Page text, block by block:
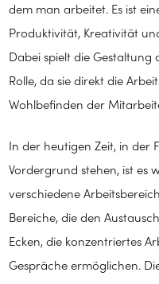
dem man arbeitet. Es ist
Produktivität, Kreativität
Dabei spielt die Gestaltung
Rolle, da sie direkt die
Wohlbefinden der
In der heutigen Zeit, in der
Vordergrund stehen, ist es
verschiedene
Bereiche, die den
Ecken, die konzentriertes
Gespräche ermöglichen.